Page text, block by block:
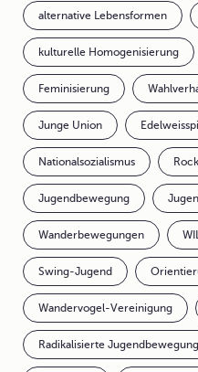
alternative Lebensformen
kulturelle Homogenisierung
Feminisierung
Junge Union
Nationalsozialismus
Jugendbewegung
Wanderbewegungen
Swing-Jugend
Wandervogel-Vereinigung
Radikalisierte